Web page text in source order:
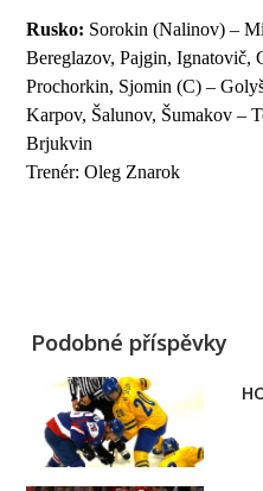
Rusko: Sorokin (Nalinov) –
Bereglazov, Pajgin, Ignatovič,
Prochorkin, Sjomin (C) –
Karpov, Šalunov, Šumakov –
Brjukvin
Trenér: Oleg Znarok
Podobné příspěvky